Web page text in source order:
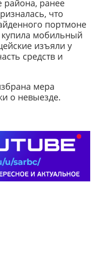
района, ранее
что
портмоне
купила мобильный
изъяли у
средств и
мера
о невыезде.